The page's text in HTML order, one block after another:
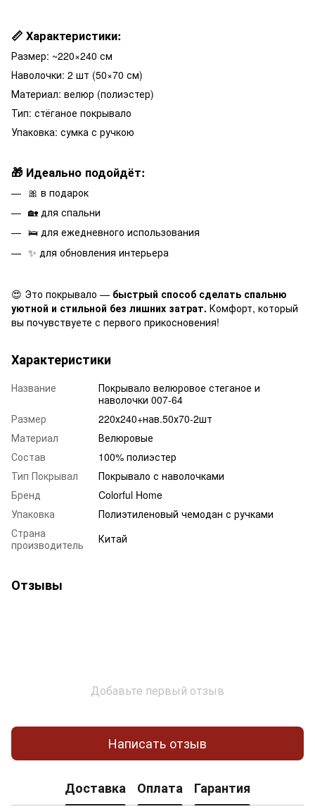
📏 Характеристики:
Размер: ~220×240 см
Наволочки: 2 шт (50×70 см)
Материал: велюр (полиэстер)
Тип: стёганое покрывало
Упаковка: сумка с ручкою
🎁 Идеально подойдёт:
🎀 в подарок
🏡 для спальни
🛌 для ежедневного использования
✨ для обновления интерьера
😍 Это покрывало — быстрый способ сделать спальню
уютной и стильной без лишних затрат. Комфорт, который
вы почувствуете с первого прикосновения!
Характеристики
Название
Покрывало велюровое стеганое и
наволочки 007-64
Размер
220х240+нав.50х70-2шт
Материал
Велюровые
Состав
100% полиэстер
Тип Покрывал
Покрывало с наволочками
Бренд
Colorful Home
Упаковка
Полиэтиленовый чемодан с ручками
Страна
производитель
Китай
Отзывы
Добавьте первый отзыв
Написать отзыв
Доставка Оплата Гарантия